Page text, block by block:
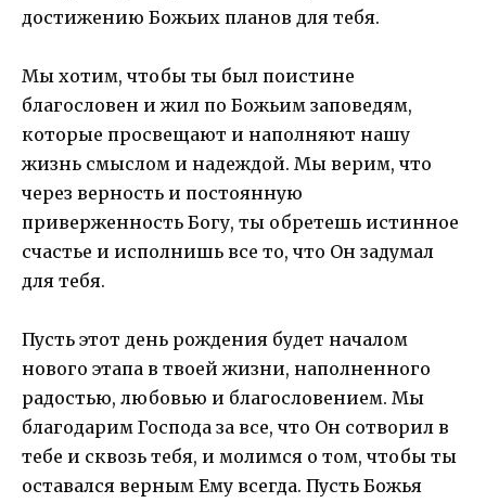
достижению Божьих планов для тебя.
Мы хотим, чтобы ты был поистине
благословен и жил по Божьим заповедям,
которые просвещают и наполняют нашу
жизнь смыслом и надеждой. Мы верим, что
через верность и постоянную
приверженность Богу, ты обретешь истинное
счастье и исполнишь все то, что Он задумал
для тебя.
Пусть этот день рождения будет началом
нового этапа в твоей жизни, наполненного
радостью, любовью и благословением. Мы
благодарим Господа за все, что Он сотворил в
тебе и сквозь тебя, и молимся о том, чтобы ты
оставался верным Ему всегда. Пусть Божья